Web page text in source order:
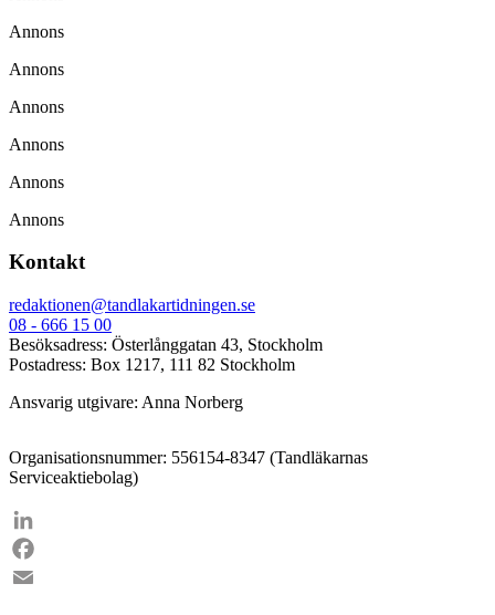
Annons
Annons
Annons
Annons
Annons
Annons
Kontakt
redaktionen@tandlakartidningen.se
08 - 666 15 00
Besöksadress: Österlånggatan 43, Stockholm
Postadress: Box 1217, 111 82 Stockholm
Ansvarig utgivare: Anna Norberg
Organisationsnummer: 556154-8347 (Tandläkarnas
Serviceaktiebolag)
LinkedIn
Facebook